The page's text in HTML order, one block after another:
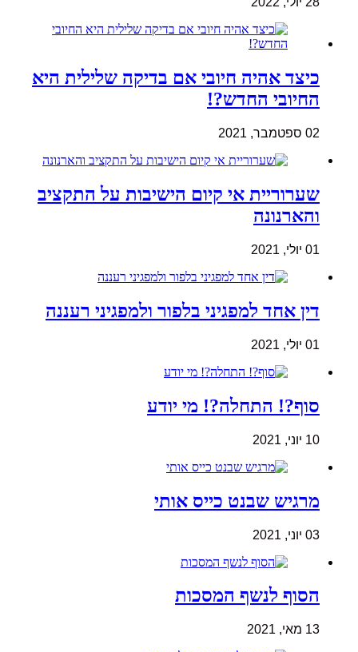
כיצד אהיה חיובי אם בדיקה שלילית היא
החיובי החדש?!
02 ספטמבר, 2021
שערוריית אי קיום הישיבות על התקציב
והארנונה
01 יולי, 2021
דין אחד למפגיני בלפור ולמפגיני רעננה
01 יולי, 2021
סוף?! התחלה?! מי יודע
10 יוני, 2021
מרגיש שבנט כייס אותי
03 יוני, 2021
הסוף לנשף המסכות
13 מאי, 2021